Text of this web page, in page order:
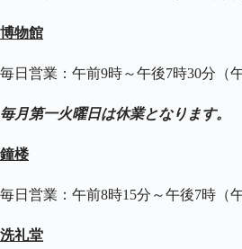
博物館
毎日営業：午前9時～午後7時30分（
毎月第一火曜日は休業となります。
鐘楼
毎日営業：午前8時15分～午後7時（
洗礼堂